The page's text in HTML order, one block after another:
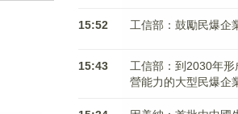
15:52 工信部：鼓勵民爆企
15:43
工信部：到2030年
營能力的大型民爆企